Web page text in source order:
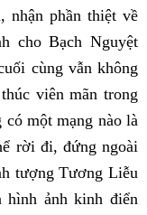
nhận phần thiệt về
cho Bạch Nguyệt
cùng vẫn không
viên mãn trong
một mạng nào là
rời đi, đứng ngoài
tượng Tương Liễu
hình ảnh kinh điển